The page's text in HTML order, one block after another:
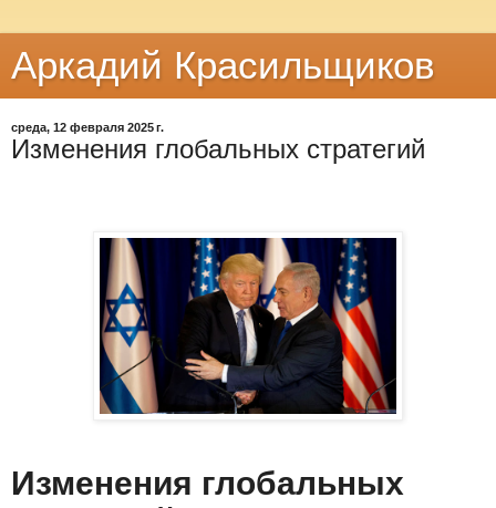
Аркадий Красильщиков
среда, 12 февраля 2025 г.
Изменения глобальных стратегий
Изменения глобальных